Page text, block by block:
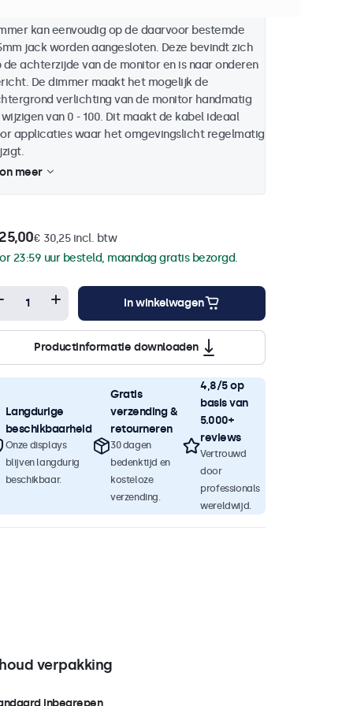
kan eenvoudig op de daarvoor bestemde
jack worden aangesloten. Deze bevindt zich
de achterzijde van de monitor en is naar onderen
De dimmer maakt het mogelijk de
verlichting van de monitor handmatig
van 0 - 100. Dit maakt de kabel ideaal
applicaties waar het omgevingslicht regelmatig
meer
€ 30,25 incl. btw
23:59 uur besteld, maandag gratis bezorgd.
In winkelwagen
Productinformatie downloaden
Langdurige
beschikbaarheid
Onze displays
blijven langdurig
beschikbaar.
Gratis
verzending &
retourneren
30 dagen
bedenktijd en
kosteloze
verzending.
4,8/5 op
basis van
5.000+
reviews
Vertrouwd
door
professionals
wereldwijd.
verpakking
inbegrepen